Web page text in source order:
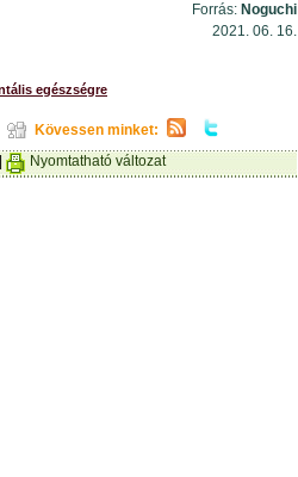
Forrás: Noguchi
2021. 06. 16.
egészségre
Kövessen minket:
Nyomtatható változat